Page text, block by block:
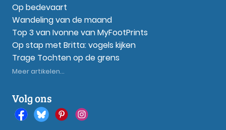
Op bedevaart
Wandeling van de maand
Top 3 van Ivonne van MyFootPrints
Op stap met Britta: vogels kijken
Trage Tochten op de grens
Meer artikelen...
Volg ons